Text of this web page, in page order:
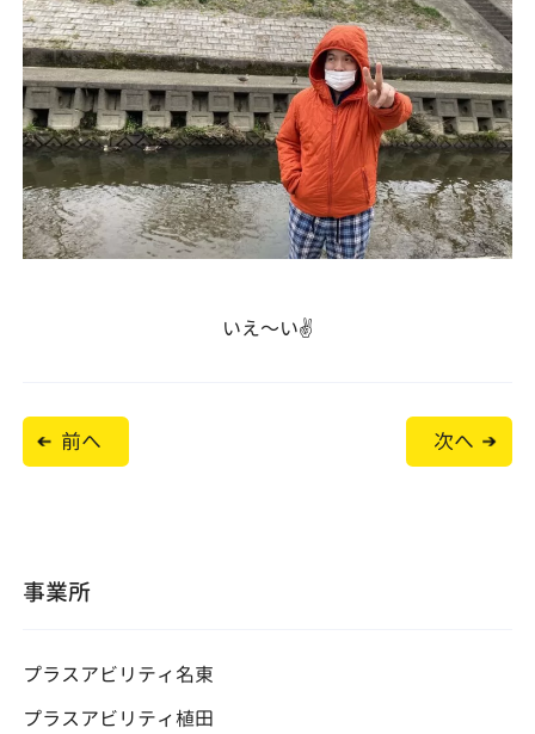
いえ〜い✌️
投
ナ
ョ
ン
前へ 次へ
事業所
プラスアビリティ名東
プラスアビリティ植田